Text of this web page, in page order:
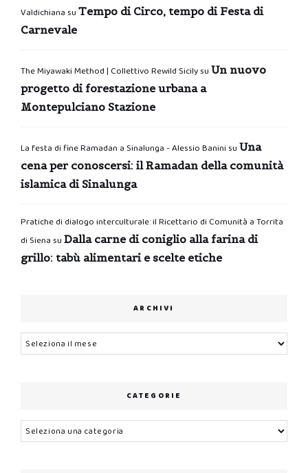
Valdichiana su Tempo di Circo, tempo di Festa di
Carnevale
The Miyawaki Method | Collettivo Rewild Sicilysu Un nuovo
progetto di forestazione urbana a
Montepulciano Stazione
La festa di fine Ramadan a Sinalunga - Alessio Banini su Una
cena per conoscersi: il Ramadan della comunità
islamica di Sinalunga
Pratiche di dialogo interculturale: il Ricettario di Comunità a Torrita
di Siena su Dalla carne di coniglio alla farina di
grillo: tabù alimentari e scelte etiche
ARCHIVI
Archivi
CATEGORIE
Categorie